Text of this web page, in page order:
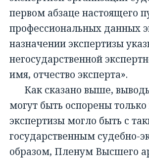
первом абзаце настоящего
профессиональных данных
назначении экспертизы
негосударственной
имя, отчество эксперта».
Как сказано выше, выводы
могут быть оспорены
экспертизы могло быть с
государственным
образом, Пленум Высшего